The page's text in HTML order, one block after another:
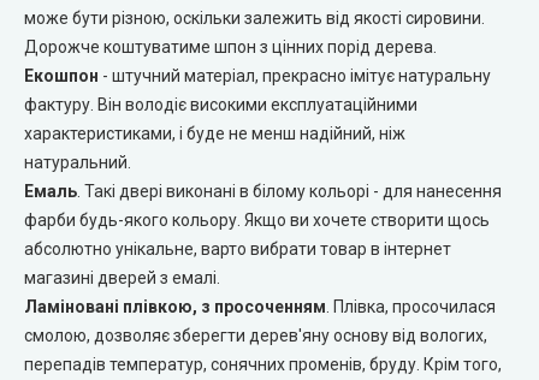
Технічні двері
StilDoors (СтілДорс)
Двері прихованого монтажу
DOORIS (Доріс)
BRAMA (Брама)
OMEGA (Омега)
MSDoors (МСДорс)
може бути різною, оскільки залежить від якості сировини.
Дорожче коштуватиме шпон з цінних порід дерева.
Екошпон - штучний матеріал, прекрасно імітує натуральну
фактуру. Він володіє високими експлуатаційними
характеристиками, і буде не менш надійний, ніж
натуральний.
Емаль . Такі двері виконані в білому кольорі - для нанесення
фарби будь-якого кольору. Якщо ви хочете створити щось
абсолютно унікальне, варто вибрати товар в інтернет
магазині дверей з емалі.
Ламіновані плівкою, з просоченням . Плівка, просочилася
смолою, дозволяє зберегти дерев'яну основу від вологих,
перепадів температур, сонячних променів, бруду. Крім того,